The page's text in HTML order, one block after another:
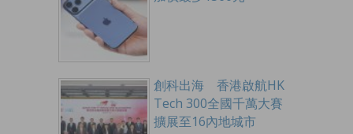
創科出海 香港啟航HK
Tech 300全國千萬大賽
擴展至16內地城市